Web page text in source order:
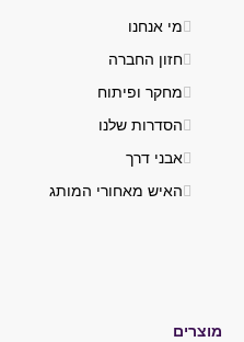
מי אנחנו
חזון החברה
מחקר ופיתוח
הסדרות שלנו
אבני דרך
האיש מאחורי המותג
מוצרים